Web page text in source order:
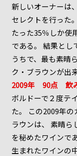
新しいオーナーは
セレクトを行った
たった35％しか使
である。 結果とし
うちで、最も素晴
ク・ブラウンが出
2009年 90点 飲
ボルドーで２度テ
た。 この2009年
ラウンは、 素晴ら
を秘めたワインで
生まれたワインの